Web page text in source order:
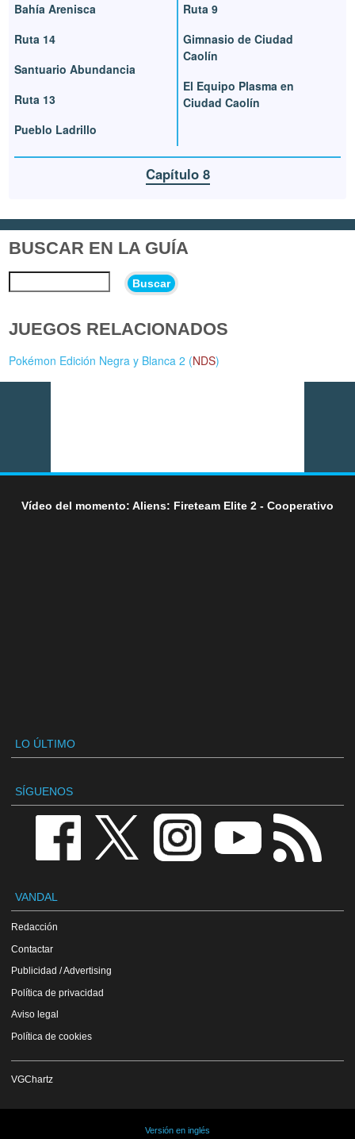
Bahía Arenisca
Ruta 14
Santuario Abundancia
Ruta 13
Pueblo Ladrillo
Ruta 9
Gimnasio de Ciudad
Caolín
El Equipo Plasma en
Ciudad Caolín
Capítulo 8
BUSCAR EN LA GUÍA
Buscar
JUEGOS RELACIONADOS
Pokémon Edición Negra y Blanca 2 (NDS)
Vídeo del momento: Aliens: Fireteam Elite 2 - Cooperativo
LO ÚLTIMO
SÍGUENOS
VANDAL
Redacción
Contactar
Publicidad / Advertising
Política de privacidad
Aviso legal
Política de cookies
VGChartz
Versión en inglés